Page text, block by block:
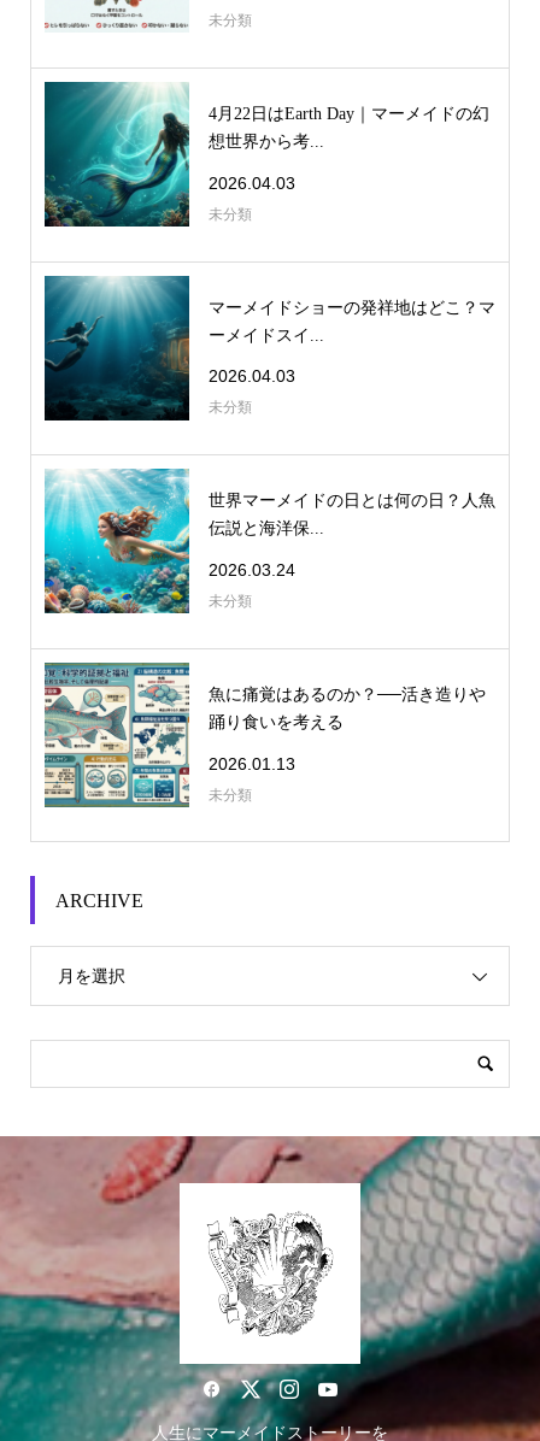
未分類
4月22日はEarth Day｜マーメイドの幻
想世界から考...
2026.04.03
未分類
マーメイドショーの発祥地はどこ？マ
ーメイドスイ...
2026.04.03
未分類
世界マーメイドの日とは何の日？人魚
伝説と海洋保...
2026.03.24
未分類
魚に痛覚はあるのか？──活き造りや
踊り食いを考える
2026.01.13
未分類
ARCHIVE
月を選択
人生にマーメイドストーリーを